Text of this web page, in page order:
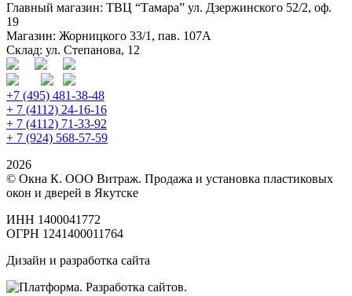
Главный магазин: ТВЦ “Тамара” ул. Дзержинского 52/2, оф.
19
Магазин: Жорницкого 33/1, пав. 107А
Склад: ул. Степанова, 12
+7 (495) 481-38-48
+ 7 (4112) 24-16-16
+ 7 (4112) 71-33-92
+ 7 (924) 568-57-59
2026
© Окна К. ООО Витраж. Продажа и установка пластиковых
окон и дверей в Якутске
ИНН 1400041772
ОГРН 1241400011764
Дизайн и разработка сайта